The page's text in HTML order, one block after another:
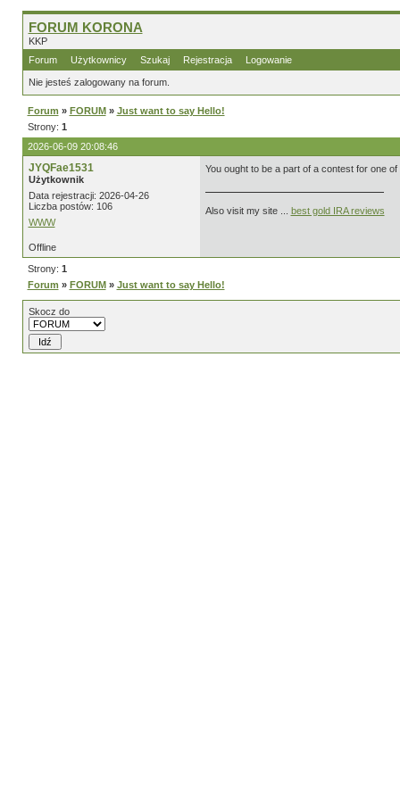
FORUM KORONA
KKP
Forum
Użytkownicy Szukaj Rejestracja Logowanie
Nie jesteś zalogowany na forum.
Forum » FORUM » Just want to say Hello!
Strony: 1
2026-06-09 20:08:46
JYQFae1531
Użytkownik
Data rejestracji: 2026-04-26
Liczba postów: 106
WWW
You ought to be a part of a contest for one
Also visit my site ... best gold IRA reviews
Offline
Strony: 1
Forum » FORUM » Just want to say Hello!
Skocz do